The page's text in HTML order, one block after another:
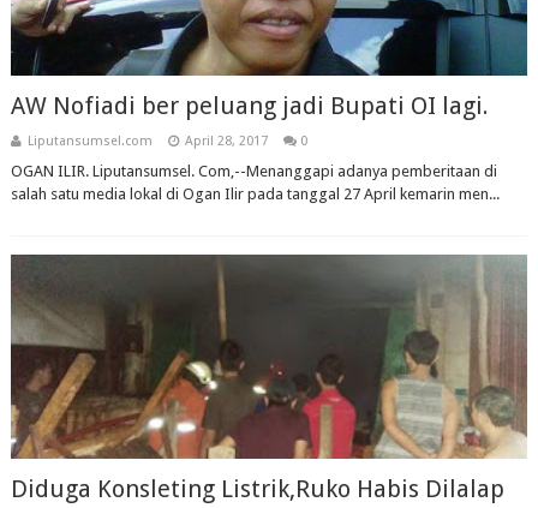
AW Nofiadi ber peluang jadi Bupati OI lagi.
Liputansumsel.com April 28, 2017 0
OGAN ILIR. Liputansumsel. Com,--Menanggapi adanya pemberitaan di
salah satu media lokal di Ogan Ilir pada tanggal 27 April kemarin men...
Diduga Konsleting Listrik,Ruko Habis Dilalap